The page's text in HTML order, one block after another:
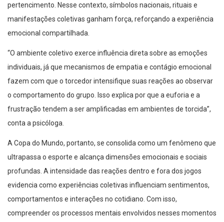
pertencimento. Nesse contexto, símbolos nacionais, rituais e
manifestações coletivas ganham força, reforçando a experiência
emocional compartilhada.
“O ambiente coletivo exerce influência direta sobre as emoções
individuais, já que mecanismos de empatia e contágio emocional
fazem com que o torcedor intensifique suas reações ao observar
o comportamento do grupo. Isso explica por que a euforia e a
frustração tendem a ser amplificadas em ambientes de torcida”,
conta a psicóloga.
A Copa do Mundo, portanto, se consolida como um fenômeno que
ultrapassa o esporte e alcança dimensões emocionais e sociais
profundas. A intensidade das reações dentro e fora dos jogos
evidencia como experiências coletivas influenciam sentimentos,
comportamentos e interações no cotidiano. Com isso,
compreender os processos mentais envolvidos nesses momentos